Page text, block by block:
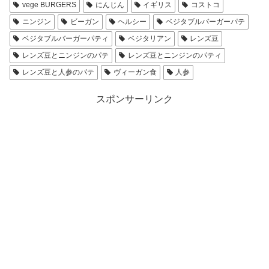
vege BURGERS
にんじん イギリス
コストコ
ニンジン
ビーガン ヘルシー
ベジタブルバーガーパテ
ベジタブルバーガーパティ
ベジタリアン
レンズ豆
レンズ豆とニンジンのパテ
レンズ豆とニンジンのパティ
レンズ豆と人参のパテ
ヴィーガン食 人参
スポンサーリンク